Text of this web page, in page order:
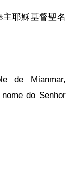
耶穌基督聖名
de Mianmar,
do Senhor